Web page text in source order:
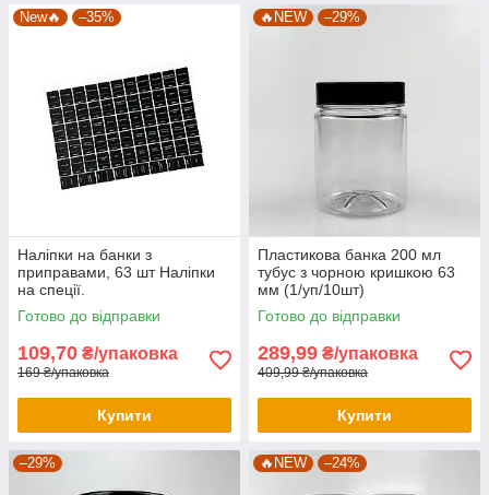
New🔥 –35%
Наліпки на банки з
приправами, 63 шт Наліпки
на спеції.
Готово до відправки
109,70 ₴/упаковка
169 ₴/упаковка
Купити
🔥NEW –29%
Пластикова банка 200 мл
тубус з чорною кришкою 63
мм (1/уп/10шт)
Готово до відправки
289,99 ₴/упаковка
409,99 ₴/упаковка
Купити
–29% 🔥NEW –24%